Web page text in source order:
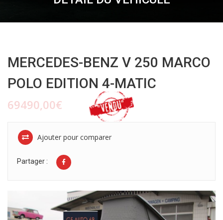
MERCEDES-BENZ V 250 MARCO
POLO EDITION 4-MATIC
69490,00€
Ajouter pour comparer
Partager :